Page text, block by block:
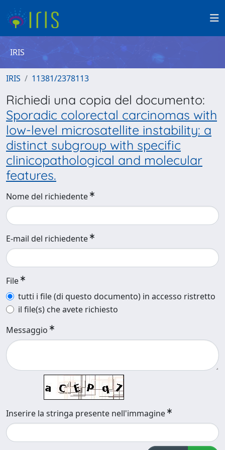
IRIS
IRIS 11381/2378113
Richiedi una copia del documento:
Sporadic colorectal carcinomas with
low-level microsatellite instability: a
distinct subgroup with specific
clinicopathological and molecular
features.
Nome del richiedente
E-mail del richiedente
File
tutti i file (di questo documento) in accesso ristretto
il file(s) che avete richiesto
Messaggio
Inserire la stringa presente nell'immagine